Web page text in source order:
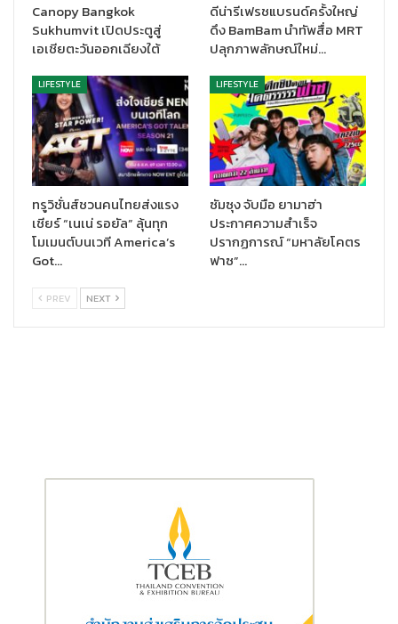
แบบใกล้ชิด ผ่านการตกแต่งพิเศษจาก Fuoriserie Program พร้อมนำ
เทคโนโลยีจากสนามแข่ง ฟอร์มูลา อี (Formula E) สุดยอดรายการ
ด้วยพลังจาก 3 มอเตอร์ไฟฟ้า (1 ด้านหน้า และ 2 ด้านหลัง) มีกำลังรวม
สูงถึง 761 แรงม้า (CV) และแรงบิดมหาศาล 1,350 นิวตันเมตร ใช้
เทคโนโลยีการติดตั้งแบตเตอรี่กับโครงสร้างรถเป็นทรงคล้ายตัว
อักษร T ส่งผลให้ตำแหน่งการขับสามารถทำได้ดีแบบรถสปอร์ตพันธุ์
แท้และช่วยเพิ่มความแข็งแกร่งให้กับโครงสร้างตัวถังได้ดี
และเพื่อเป็นการเดินหน้าสู่พลังงานแห่งอนาคตอย่างเต็มที่ ก็มีรุ่น
‘Grecale Folgore’สปอร์ตเอสยูวีไฟฟ้า 100% คันแรกของค่าย
ตรีศูล แรงจัดระดับ 550 แรงม้า (HP) มาให้สัมผัส
สมทบด้วยซูเปอร์คาร์คันแรกในประวัติศาสตร์อย่าง
ยนต์เน็ททูโน เบนซิน วี6 สูบ 630 แรงม้า (HP) แรงสะใจตามคอนเซปต์
Canopy Bangkok
Sukhumvit เปิดประตูสู่
เอเชียตะวันออกเฉียงใต้
ดีน่ารีเฟรชแบรนด์ครั้งใหญ่
ดึง BamBam นำทัพสื่อ MRT
ปลุกภาพลักษณ์ใหม่…
LIFESTYLE
ทรูวิชั่นส์ชวนคนไทยส่งแรง
เชียร์ “เนเน่ รอยัล” ลุ้นทุก
โมเมนต์บนเวที America’s
Got…
LIFESTYLE
ซัมซุง จับมือ ยามาฮ่า
ประกาศความสำเร็จ
ปรากฏการณ์ “มหาลัยโคตร
ฟาซ”…
PREV NEXT